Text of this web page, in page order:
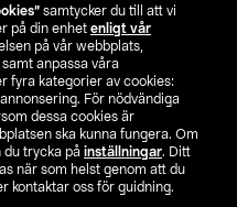
samtycker du till att vi
på din enhet enligt vår
på vår webbplats,
anpassa våra
fyra kategorier av cookies:
För nödvändiga
dessa cookies är
ska kunna fungera. Om
du trycka på inställningar. Ditt
när som helst genom att du
kontaktar oss för guidning.
butik
FI